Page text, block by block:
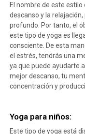
El nombre de este estilo
descanso y la
profundo. Por tanto, el
este tipo de yoga es
consciente. De esta
el estrés, tendrás una
ya que puede ayudarte
mejor descanso, tu
concentración y
Yoga para niños:
Este tipo de yoga está